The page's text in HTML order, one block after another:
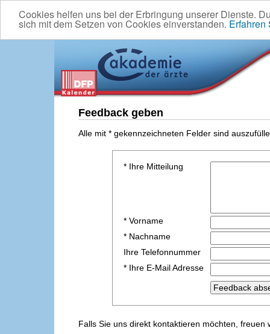
Cookies helfen uns bei der Erbringung unserer Dienste.
sich mit dem Setzen von Cookies einverstanden. Erfahren
Feedback geben
Alle mit * gekennzeichneten Felder sind
* Ihre Mitteilung
* Vorname
* Nachname
Ihre Telefonnummer
* Ihre E-Mail Adresse
Falls Sie uns direkt kontaktieren möchten,